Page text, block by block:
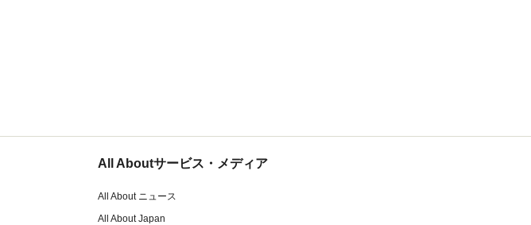
All Aboutサービス・メディア
All About ニュース
All About Japan